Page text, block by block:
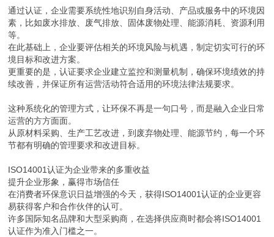
通过认证，企业需要系统性地识别自身活动、产品或服务中的环境因
素，比如废水排放、废气排放、固体废物处理、能源消耗、资源利用
等。
在此基础上，企业要评估相关的环境风险与机遇，制定切实可行的环
境目标和改进方案。
更重要的是，认证要求企业建立监控和测量机制，确保环境绩效的持
续改善，并保证所有运营活动符合适用的环境法律法规要求。
这种系统化的管理方式，让环保不再是一句口号，而是融入企业日常
运营的方方面面。
从原材料采购、生产工艺改进，到废弃物处理、能源节约，每一个环
节都有明确的管理要求和改进目标。
ISO14001认证为企业带来的多重收益
提升企业形象，赢得市场信任
在消费者环保意识日益增强的今天，获得ISO14001认证的企业更容
易获得客户和合作伙伴的认可。
许多国际知名品牌和大型采购商，在选择供应商时都会将ISO14001
认证作为准入门槛之一。